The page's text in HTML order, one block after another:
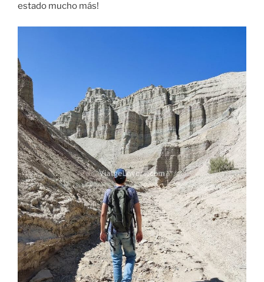
estado mucho más!